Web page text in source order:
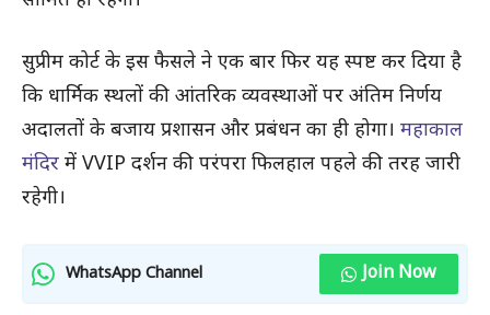
सुप्रीम कोर्ट के इस फैसले ने एक बार फिर यह स्पष्ट कर दिया है
कि धार्मिक स्थलों की आंतरिक व्यवस्थाओं पर अंतिम निर्णय
अदालतों के बजाय प्रशासन और प्रबंधन का ही होगा। महाकाल
मंदिर में VVIP दर्शन की परंपरा फिलहाल पहले की तरह जारी
रहेगी।
WhatsApp Channel Join Now